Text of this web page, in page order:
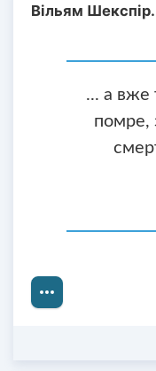
Вільям
... а вже
помре,